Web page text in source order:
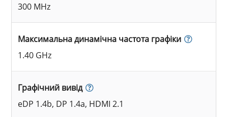
300 MHz
Максимальна динамічна частота графіки
1.40 GHz
Графічний вивід
eDP 1.4b, DP 1.4a, HDMI 2.1